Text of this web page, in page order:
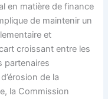
en matière de finance
de maintenir un
et
croissant entre les
partenaires
de la
la Commission